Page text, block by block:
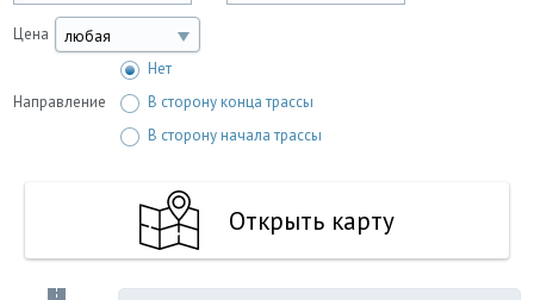
Цена любая
Направление
Нет
В сторону конца трассы
В сторону начала трассы
Открыть карту